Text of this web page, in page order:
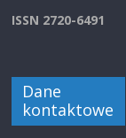
ISSN 2720-6491
Dane
kontaktowe